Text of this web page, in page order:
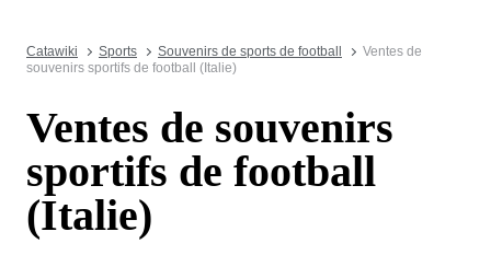
Catawiki Sports Souvenirs de sports de football
Ventes de
souvenirs sportifs de football (Italie)
Ventes de souvenirs
sportifs de football
(Italie)